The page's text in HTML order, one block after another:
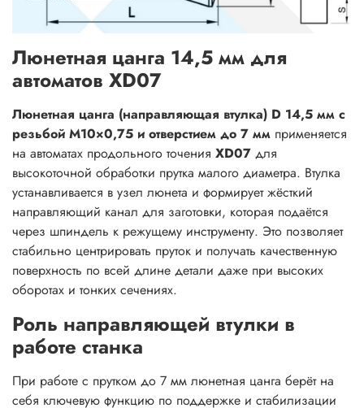
Люнетная цанга 14,5 мм для
автоматов XD07
Люнетная цанга (направляющая втулка) D 14,5 мм с
резьбой M10×0,75 и отверстием до 7 мм применяется
на автоматах продольного точения XD07 для
высокоточной обработки прутка малого диаметра. Втулка
устанавливается в узел люнета и формирует жёсткий
направляющий канал для заготовки, которая подаётся
через шпиндель к режущему инструменту. Это позволяет
стабильно центрировать пруток и получать качественную
поверхность по всей длине детали даже при высоких
оборотах и тонких сечениях.
Роль направляющей втулки в
работе станка
При работе с прутком до 7 мм люнетная цанга берёт на
себя ключевую функцию по поддержке и стабилизации